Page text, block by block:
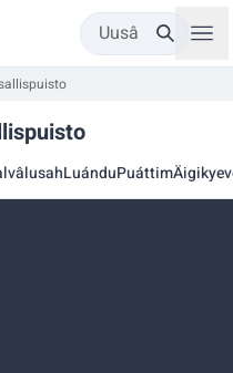
Uusâ
LuánduPuáttim